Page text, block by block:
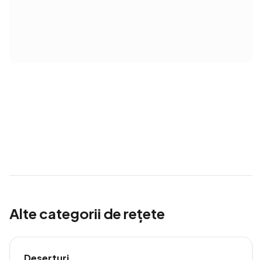
Alte categorii de rețete